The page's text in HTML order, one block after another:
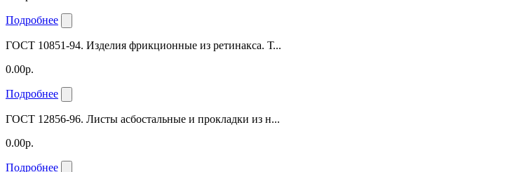
Подробнее
ГОСТ 10851-94. Изделия фрикционные из ретинакса. Т...
0.00р.
Подробнее
ГОСТ 12856-96. Листы асбостальные и прокладки из н...
0.00р.
Подробнее